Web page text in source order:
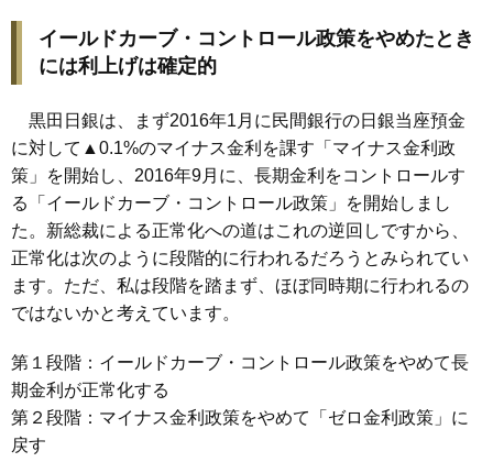
イールドカーブ・コントロール政策をやめたとき
には利上げは確定的
黒田日銀は、まず2016年1月に民間銀行の日銀当座預金
に対して▲0.1%のマイナス金利を課す「マイナス金利政
策」を開始し、2016年9月に、長期金利をコントロールす
る「イールドカーブ・コントロール政策」を開始しまし
た。新総裁による正常化への道はこれの逆回しですから、
正常化は次のように段階的に行われるだろうとみられてい
ます。ただ、私は段階を踏まず、ほぼ同時期に行われるの
ではないかと考えています。
第１段階：イールドカーブ・コントロール政策をやめて長
期金利が正常化する
第２段階：マイナス金利政策をやめて「ゼロ金利政策」に
戻す